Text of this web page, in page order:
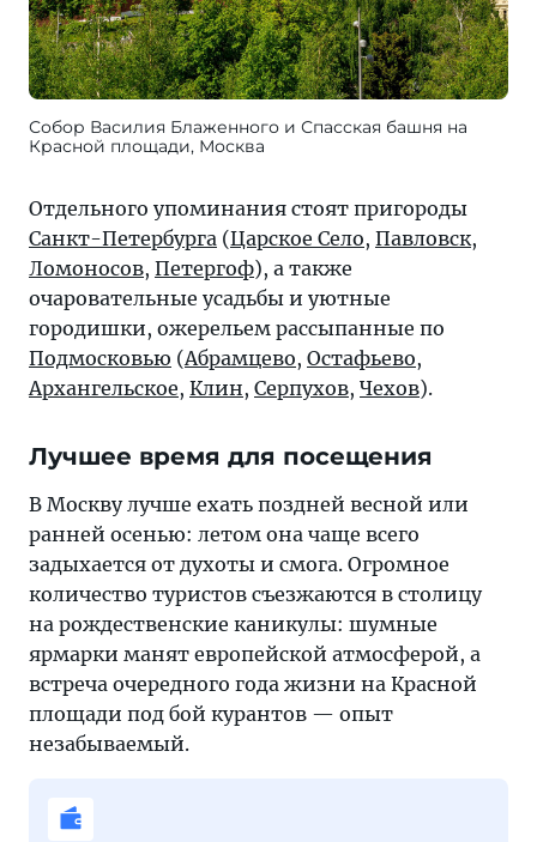
Собор Василия Блаженного и Спасская башня на
Красной площади, Москва
Отдельного упоминания стоят пригороды
Санкт-Петербурга (Царское Село, Павловск,
Ломоносов, Петергоф), а также
очаровательные усадьбы и уютные
городишки, ожерельем рассыпанные по
Подмосковью (Абрамцево, Остафьево,
Архангельское, Клин, Серпухов, Чехов).
Лучшее время для посещения
В Москву лучше ехать поздней весной или
ранней осенью: летом она чаще всего
задыхается от духоты и смога. Огромное
количество туристов съезжаются в столицу
на рождественские каникулы: шумные
ярмарки манят европейской атмосферой, а
встреча очередного года жизни на Красной
площади под бой курантов — опыт
незабываемый.